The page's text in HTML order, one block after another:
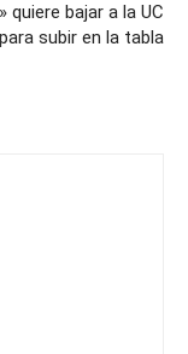
quiere bajar a la UC
para subir en la tabla